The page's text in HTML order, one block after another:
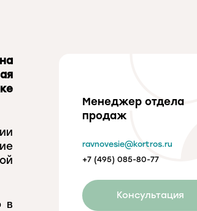
в
Менеджер отдела
продаж
ravnovesie@kortros.ru
+7 (495) 085-80-77
Консультация